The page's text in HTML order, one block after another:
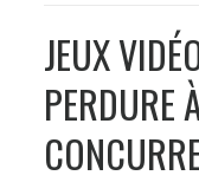
JEUX
PERDURE